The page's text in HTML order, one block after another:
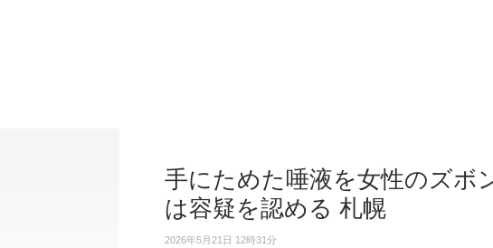
手にためた唾液を女性のズボ
は容疑を認める 札幌
2026年5月21日 12時31分